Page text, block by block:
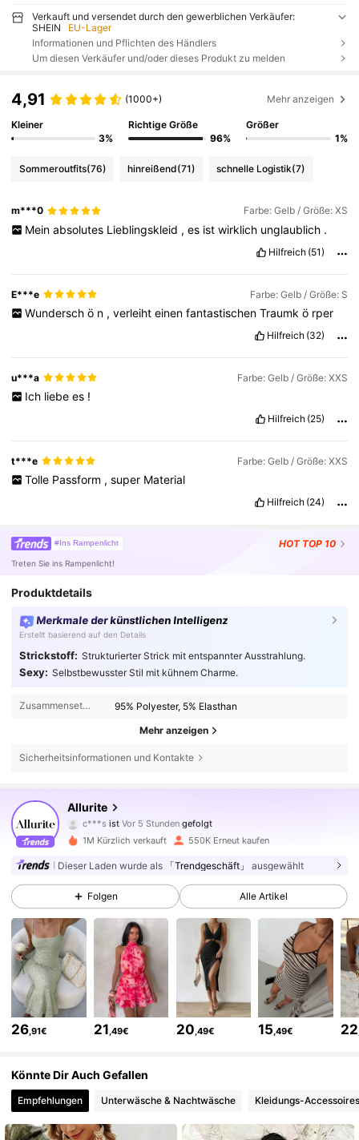
Verkauft und versendet durch den gewerblichen Verkäufer:
SHEIN
EU-Lager
Informationen und Pflichten des Händlers
Um diesen Verkäufer und/oder dieses Produkt zu melden
4,91 (1000+) Mehr anzeigen
Kleiner
3%
Richtige Größe
96%
Größer
1%
Sommeroutfits(76) hinreißend(71) schnelle Logistik(7)
m***0 Farbe: Gelb / Größe: XS
Mein absolutes Lieblingskleid , es ist wirklich unglaublich .
Hilfreich (51)
E***e Farbe: Gelb / Größe: S
Wundersch ö n , verleiht einen fantastischen Traumk ö rper
Hilfreich (32)
u***a Farbe: Gelb / Größe: XXS
Ich liebe es !
Hilfreich (25)
t***e Farbe: Gelb / Größe: XXS
Tolle Passform , super Material
Hilfreich (24)
#Ins Rampenlicht HOT TOP 10
Treten Sie ins Rampenlicht!
Produktdetails
Merkmale der künstlichen Intelligenz
Erstellt basierend auf den Details
Strickstoff: Strukturierter Strick mit entspannter Ausstrahlung.
Sexy: Selbstbewusster Stil mit kühnem Charme.
Zusammensetzung: 95% Polyester, 5% Elasthan
Mehr anzeigen
Sicherheitsinformationen und Kontakte
Allurite
c***sist
m***nist am Durchsuchen
4,85
140K Follower
4,85
140K Follower
4,85 140K Follower
4,85 140K Follower
1M Kürzlich verkauft 550K Erneut kaufen
Dieser Laden wurde als 「Trendgeschäft」 ausgewählt
Folgen Alle Artikel
26 ,91€ 21 ,49€ 20 ,49€ 15 ,49€ 22
Könnte Dir Auch Gefallen
Empfehlungen Unterwäsche & Nachtwäsche Kleidungs-Accessoires